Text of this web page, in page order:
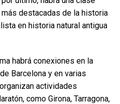
destacadas de la historia
en historia natural antigua
habrá conexiones en la
Barcelona y en varias
actividades
como Girona, Tarragona,